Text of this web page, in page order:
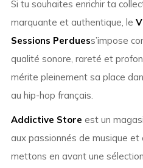
Si tu souhaites enrichir ta
marquante et authentique, le
Sessions Perduess’impose
qualité sonore, rareté et
mérite pleinement sa place
au hip-hop français.
Addictive Store est un
aux passionnés de musique et
mettons en avant une